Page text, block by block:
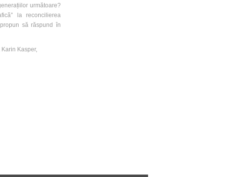
următoare?
la reconcilierea
să răspund în
Kasper,